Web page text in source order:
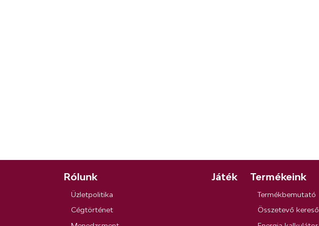
Rólunk
Üzletpolitika
Cégtörténet
Játék Termékeink
Termékbemutató
Összetevő kereső